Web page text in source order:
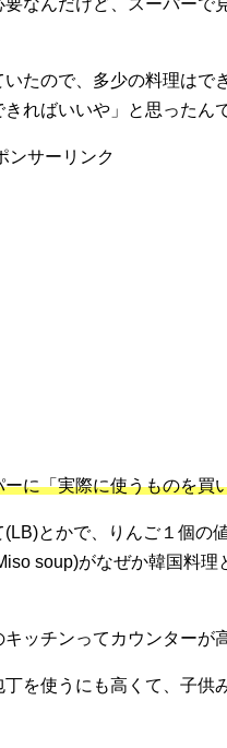
なんだけど、スーパーで
たので、多少の料理はで
ればいいや」と思ったん
ンサーリンク
ーに「実際に使うものを買
とかで、りんご１個の
soup)がなぜか韓国料理
ッチンってカウンターが
を使うにも高くて、子供